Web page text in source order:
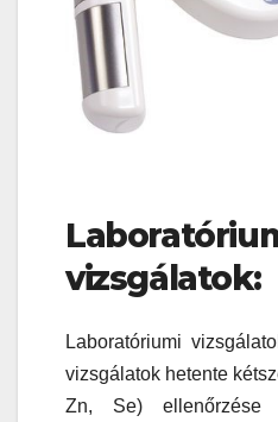
vizsgálatok:
Laboratóriumi
vizsgálatok hetente
Zn, Se) ellenőrzése